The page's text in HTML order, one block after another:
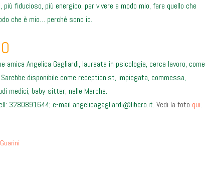
più fiducioso, più energico, per vivere a modo mio, fare quello che
che è mio… perché sono io.
amica Angelica Gagliardi, laureata in psicologia, cerca lavoro, come
disponibile come receptionist, impiegata, commessa,
medici, baby-sitter, nelle Marche.
3280891644; e-mail angelicagagliardi@libero.it. Vedi la foto qui.